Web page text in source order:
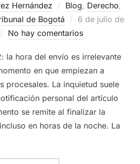
Hernández Blog, Derecho,
de Bogotá
Publicado
el
6 de julio de
No hay comentarios
la hora del envío es irrelevante
en que empiezan a
procesales. La inquietud suele
personal del artículo
se remite al finalizar la
en horas de la noche. La